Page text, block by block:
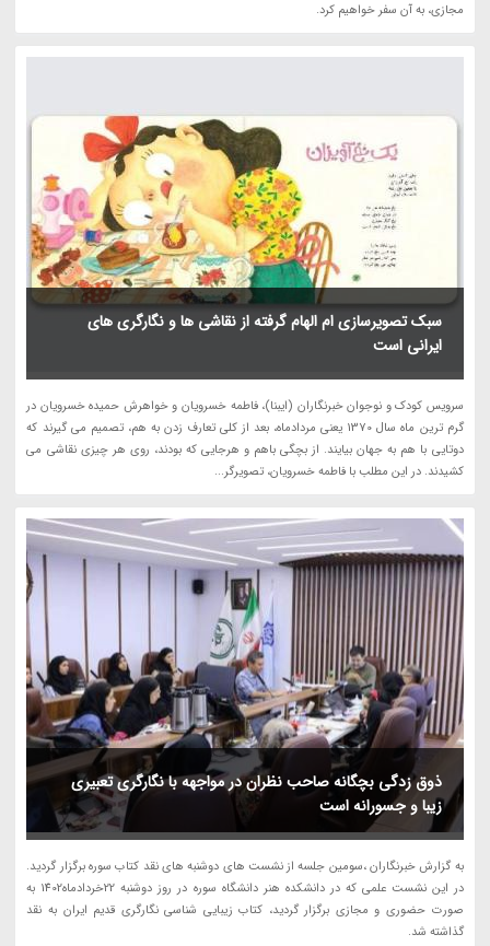
مجازی، به آن سفر خواهیم کرد.
سبک تصویرسازی ام الهام گرفته از نقاشی ها و نگارگری های
ایرانی است
سرویس کودک و نوجوان خبرنگاران (ایبنا)، فاطمه خسرویان و خواهرش حمیده خسرویان در
گرم ترین ماه سال 1370 یعنی مردادماه، بعد از کلی تعارف زدن به هم، تصمیم می گیرند که
دوتایی با هم به جهان بیایند. از بچگی باهم و هرجایی که بودند، روی هر چیزی نقاشی می
کشیدند. در این مطلب با فاطمه خسرویان، تصویرگر...
ذوق زدگی بچگانه صاحب نظران در مواجهه با نگارگری تعبیری
زیبا و جسورانه است
به گزارش خبرنگاران ،سومین جلسه از نشست های دوشنبه های نقد کتاب سوره برگزار گردید.
در این نشست علمی که در دانشکده هنر دانشگاه سوره در روز دوشنبه 22خردادماه1402 به
صورت حضوری و مجازی برگزار گردید، کتاب زیبایی شناسی نگارگری قدیم ایران به نقد
گذاشته شد.